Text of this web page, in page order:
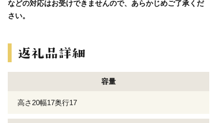
などの対応はお受けできませんので、あらかじめご了承くだ
さい。
容量
高さ20幅17奥行17